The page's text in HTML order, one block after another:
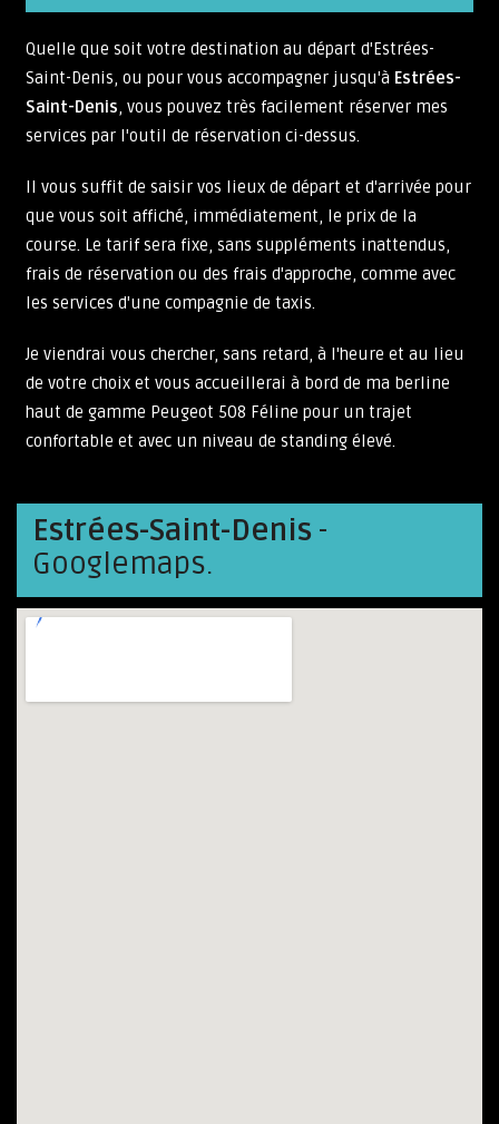
Quelle que soit votre destination au départ d'Estrées-
Saint-Denis, ou pour vous accompagner jusqu'à Estrées-
Saint-Denis, vous pouvez très facilement réserver mes
services par l'outil de réservation ci-dessus.
Il vous suffit de saisir vos lieux de départ et d'arrivée pour
que vous soit affiché, immédiatement, le prix de la
course. Le tarif sera fixe, sans suppléments inattendus,
frais de réservation ou des frais d'approche, comme avec
les services d'une compagnie de taxis.
Je viendrai vous chercher, sans retard, à l'heure et au lieu
de votre choix et vous accueillerai à bord de ma berline
haut de gamme Peugeot 508 Féline pour un trajet
confortable et avec un niveau de standing élevé.
Estrées-Saint-Denis -
Googlemaps.